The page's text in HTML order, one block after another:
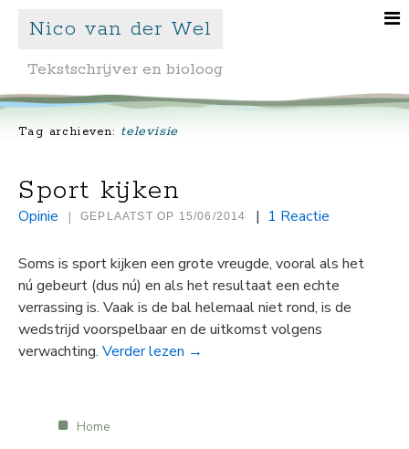
Nico van der Wel
Tekstschrijver en bioloog
Tag archieven: televisie
Sport kijken
Opinie | | 1 Reactie
GEPLAATST OP 15/06/2014
Soms is sport kijken een grote vreugde, vooral als het
nú gebeurt (dus nú) en als het resultaat een echte
verrassing is. Vaak is de bal helemaal niet rond, is de
wedstrijd voorspelbaar en de uitkomst volgens
verwachting. Verder lezen →
Home